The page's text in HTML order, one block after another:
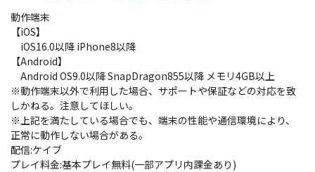
動作端末
【iOS】
iOS16.0以降 iPhone8以降
【Android】
Android OS9.0以降 SnapDragon855以降 メモリ4GB以上
※動作端末以外で利用した場合、サポートや保証などの対応を致
しかねる。注意してほしい。
※上記を満たしている場合でも、端末の性能や通信環境により、
正常に動作しない場合がある。
配信:ケイブ
プレイ料金:基本プレイ無料(一部アプリ内課金あり)